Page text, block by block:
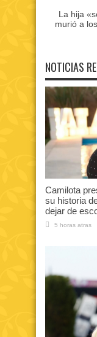
La hija
murió a
NOTICIAS
Camilota
su historia
dejar de
5 horas atras